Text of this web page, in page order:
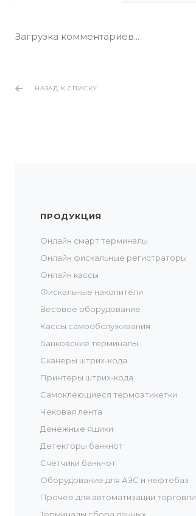
Загрузка комментариев...
НАЗАД К СПИСКУ
ПРОДУКЦИЯ
Онлайн смарт терминалы
Онлайн фискальные регистраторы
Онлайн кассы
Фискальные накопители
Весовое оборудование
Кассы самообслуживания
Банковские терминалы
Сканеры штрих-кода
Принтеры штрих-кода
Самоклеющиеся термоэтикетки
Чековая лента
Денежные ящики
Детекторы банкнот
Счетчики банкнот
Оборудование для АЗС и нефтебаз
Прочее для автоматизации торговли